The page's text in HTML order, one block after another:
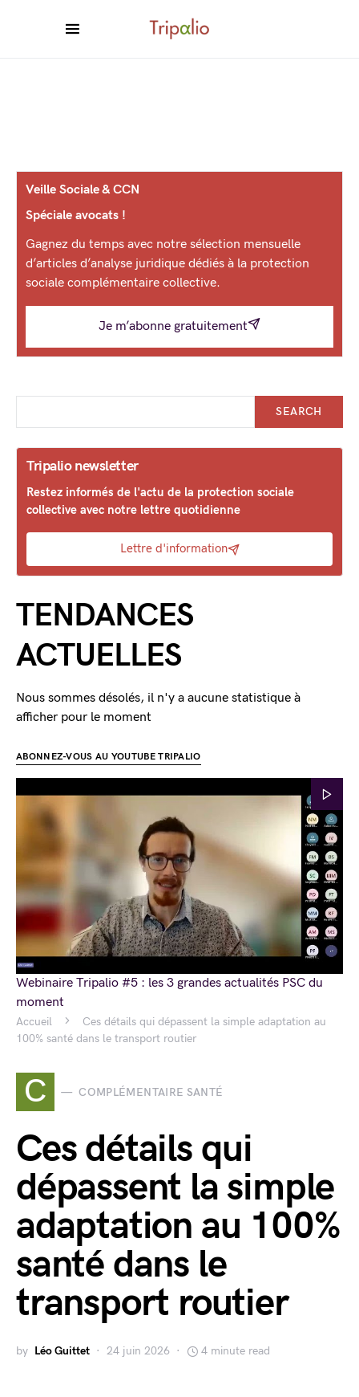
Accueil
Ces détails qui dépassent la simple adaptation au
100% santé dans le transport routier
C COMPLÉMENTAIRE SANTÉ
Ces détails qui
dépassent la simple
adaptation au 100%
santé dans le
transport routier
by Léo Guittet 24 juin 2026 4 minute read
Veille Sociale & CCN
Spéciale avocats !
Gagnez du temps avec notre sélection mensuelle
d’articles d’analyse juridique dédiés à la protection
sociale complémentaire collective.
Je m’abonne gratuitement
SEARCH
Tripalio newsletter
Restez informés de l'actu de la protection sociale
collective avec notre lettre quotidienne
Lettre d'information
TENDANCES
ACTUELLES
Nous sommes désolés, il n'y a aucune statistique à
afficher pour le moment
ABONNEZ-VOUS AU YOUTUBE TRIPALIO
Webinaire Tripalio #5 : les 3 grandes actualités PSC du
moment